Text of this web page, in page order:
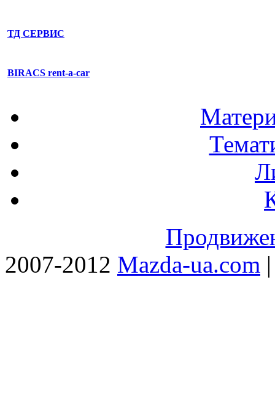
ТД СЕРВИС
BIRACS rent-a-car
2007-2012 Mazda-ua.com